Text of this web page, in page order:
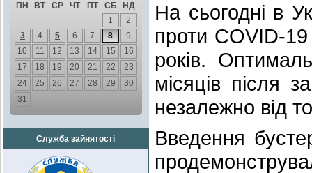
ПН ВТ СР ЧТ ПТ СБ
НД
1
2
3
4 5 6 7 8
9
10
11 12 13 14 15
16
17
18 19 20 21 22
23
24
25 26 27 28 29
30
31
Служба зайнятості
На сьогодні в
проти COVID-19
років.
місяців після
незалежно від
Введення